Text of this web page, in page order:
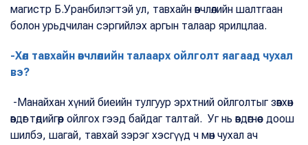
магистр Б.Уранбилэгтэй ул, тавхайн өвчлөлийн шалтгаан
болон урьдчилан сэргийлэх аргын талаар ярилцлаа.
-Хөл тавхайн өвчлөлийн талаарх ойлголт яагаад чухал
вэ?
-Манайхан хүний биеийн тулгуур эрхтний ойлголтыг зөвхөн
өвдөг төдийгөөр ойлгох гээд байдаг талтай. Уг нь өвдөгнөөс доош
шилбэ, шагай, тавхай зэрэг хэсгүүд ч мөн чухал ач